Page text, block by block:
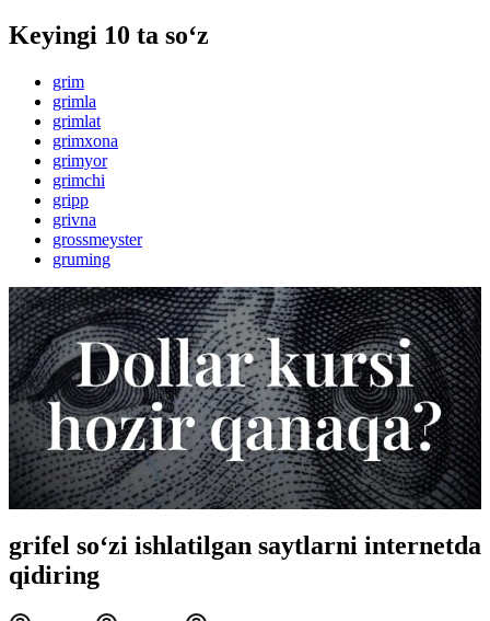
Keyingi 10 ta so‘z
grim
grimla
grimlat
grimxona
grimyor
grimchi
gripp
grivna
grossmeyster
gruming
grifel so‘zi ishlatilgan saytlarni internetda
qidiring